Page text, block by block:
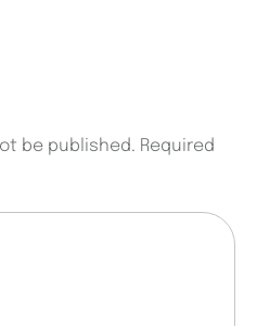
be published. Required